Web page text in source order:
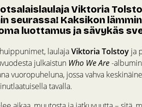
Viktoria
seurassa! Kaksikon
luottamus ja sävykäs
laulajaViktoria Tolstoyja
julkaistun Who We Are-
vuoropuheluna, jossa vahva
tavalla.